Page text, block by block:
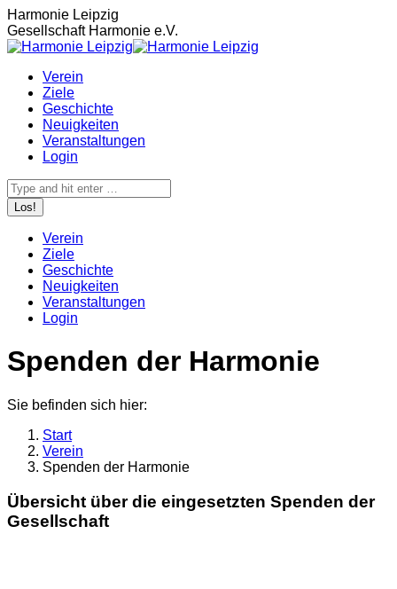
Zum
Inhalt
springen
Harmonie Leipzig
Gesellschaft Harmonie e.V.
Verein
Ziele
Geschichte
Neuigkeiten
Veranstaltungen
Login
Search:
Verein
Ziele
Geschichte
Neuigkeiten
Veranstaltungen
Login
Spenden der Harmonie
Sie befinden sich hier:
Start
Verein
Spenden der Harmonie
Übersicht über die eingesetzten Spenden der
Gesellschaft